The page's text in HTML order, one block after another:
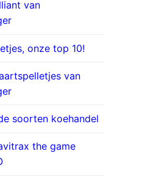
van
onze top 10!
van
soorten koehandel
the game